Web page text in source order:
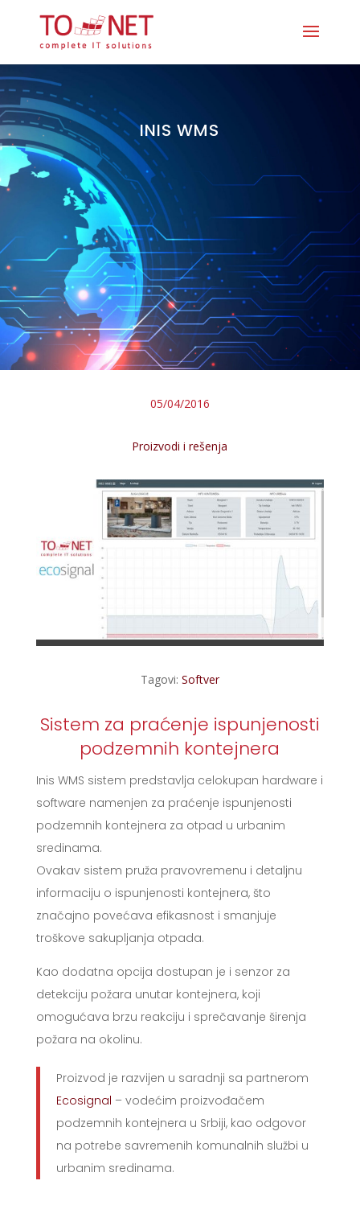
INIS WMS
05/04/2016
Proizvodi i rešenja
Tagovi: Softver
Sistem za praćenje ispunjenosti
podzemnih kontejnera
Inis WMS sistem predstavlja celokupan hardware i
software namenjen za praćenje ispunjenosti
podzemnih kontejnera za otpad u urbanim
sredinama.
Ovakav sistem pruža pravovremenu i detaljnu
informaciju o ispunjenosti kontejnera, što
značajno povećava efikasnost i smanjuje
troškove sakupljanja otpada.
Kao dodatna opcija dostupan je i senzor za
detekciju požara unutar kontejnera, koji
omogućava brzu reakciju i sprečavanje širenja
požara na okolinu.
Proizvod je razvijen u saradnji sa partnerom
Ecosignal – vodećim proizvođačem
podzemnih kontejnera u Srbiji, kao odgovor
na potrebe savremenih komunalnih službi u
urbanim sredinama.